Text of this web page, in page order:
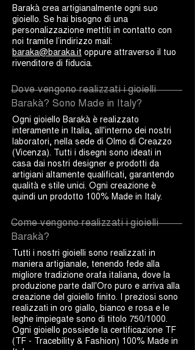
Barakà crea artigianalmente ogni suo
gioiello. Se hai bisogno di una
personalizzazione mettiti in contatto con
noi tramite l’indirizzo mail:
baraka@baraka.it oppure attraverso il tuo
rivenditore di fiducia.
Dove vengono realizzati i gioielli
Barakà? Sono Made in Italy?
Ogni gioiello Barakà è realizzato
interamente in Italia, all'interno dei nostri
laboratori, nella sede di Olmo di Creazzo
(Vicenza). Tutti i disegni sono ideati in
casa dai nostri designer e prodotti da
artigiani altamente qualificati, garantendo
qualità e stile unici. Ogni creazione è
quindi un prodotto 100% Made in Italy.
Come vengono realizzati i gioielli
Barakà?
Tutti i nostri gioielli sono realizzati in
maniera artigianale, tenendo fede alla
migliore tradizione orafa italiana, dove la
produzione parte dall'Oro puro e arriva alla
creazione del gioiello finito. I preziosi sono
realizzati in oro giallo, bianco e rosa e le
leghe impiegate sono di titolo 750/1000.
Ogni gioiello possiede la certificazione TF
(TF - Tracebility & Fashion) 100% Made in